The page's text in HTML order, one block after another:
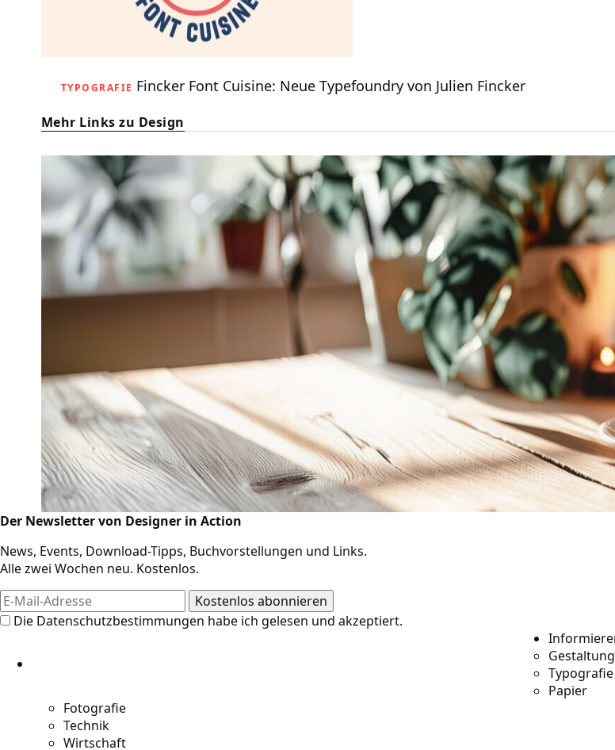
TYPOGRAFIE Fincker Font Cuisine: Neue Typefoundry von Julien Fincker
Mehr Links zu Design
Design-Ressourcen
Der Newsletter von Designer in Action
News, Events, Download-Tipps, Buchvorstellungen und Links.
Alle zwei Wochen neu. Kostenlos.
Die Datenschutzbestimmungen habe ich gelesen und akzeptiert.
Gestaltung
Typografie
Papier
Fotografie
Technik
Wirtschaft